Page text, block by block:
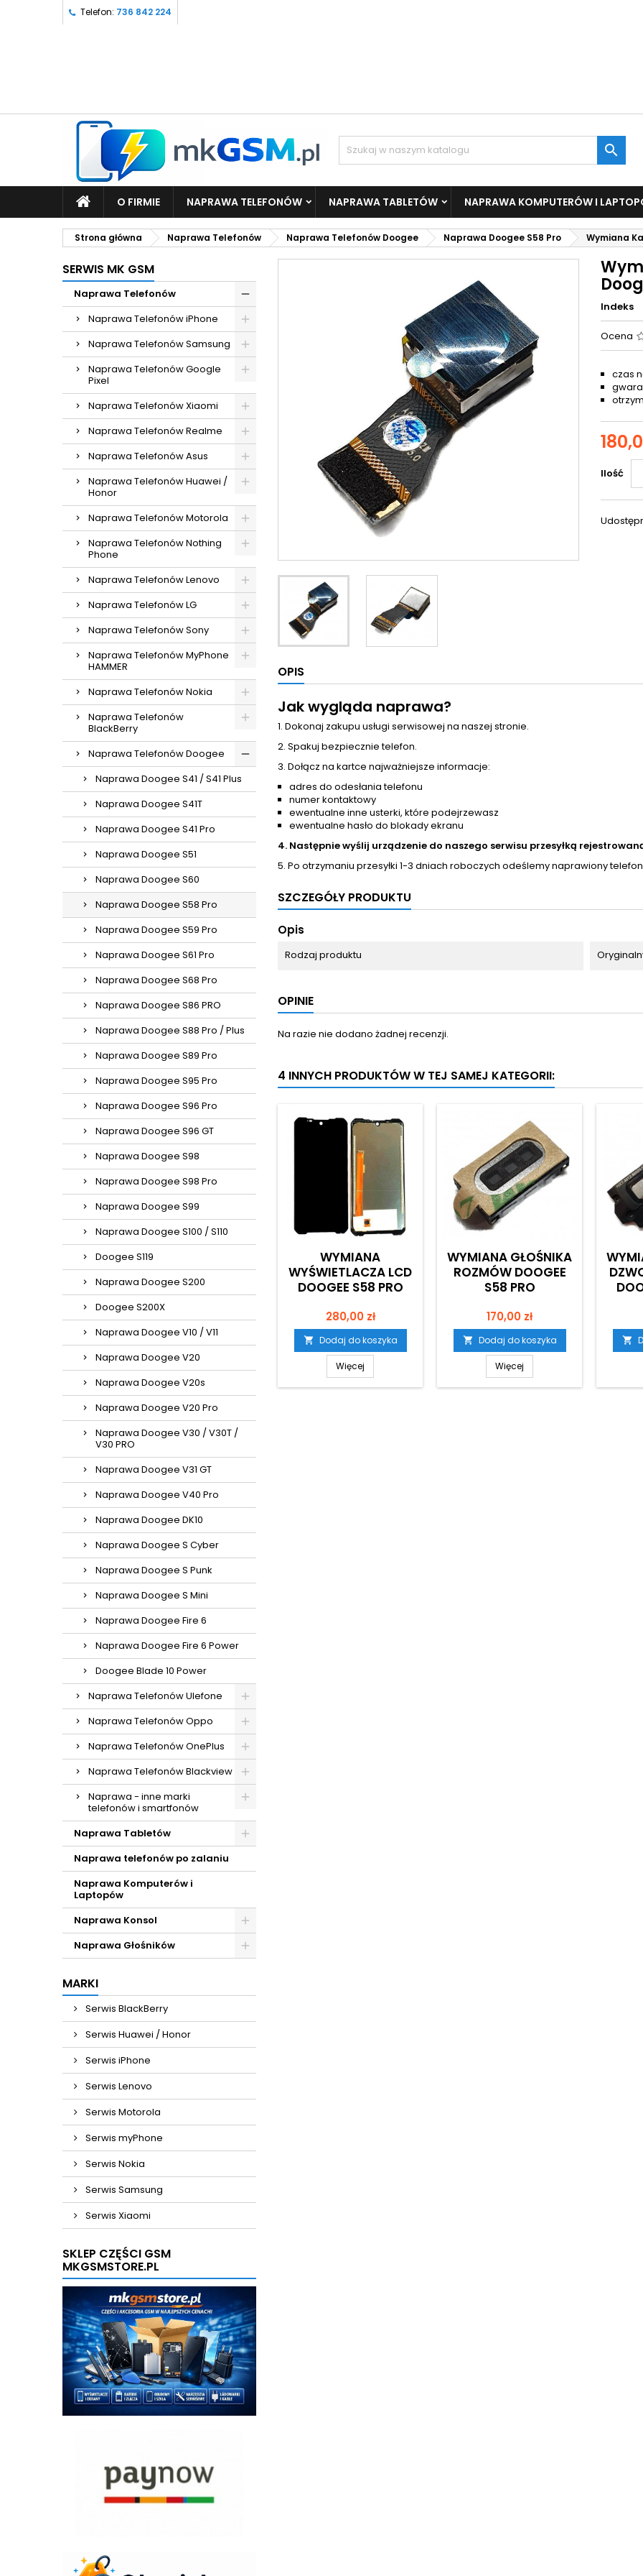
Telefon: 736 842 224

O FIRMIE NAPRAWA TELEFONÓW NAPRAWA TABLETÓW NAPRAWA KOMPUTERÓW I
Strona główna Naprawa Telefonów Naprawa Telefonów Doogee Naprawa Doogee S58 Pro Wymiana
SERWIS MK GSM
Naprawa Telefonów
Naprawa Telefonów iPhone
Naprawa Telefonów Samsung
Naprawa Telefonów Google
Pixel
Naprawa Telefonów Xiaomi
Naprawa Telefonów Realme
Naprawa Telefonów Asus
Naprawa Telefonów Huawei /
Honor
Naprawa Telefonów Motorola
Naprawa Telefonów Nothing
Phone
Naprawa Telefonów Lenovo
Naprawa Telefonów LG
Naprawa Telefonów Sony
Naprawa Telefonów MyPhone
HAMMER
Naprawa Telefonów Nokia
Naprawa Telefonów
BlackBerry
Naprawa Telefonów Doogee
Naprawa Doogee S41 / S41 Plus
Naprawa Doogee S41T
Naprawa Doogee S41 Pro
Naprawa Doogee S51
Naprawa Doogee S60
Naprawa Doogee S58 Pro
Naprawa Doogee S59 Pro
Naprawa Doogee S61 Pro
Naprawa Doogee S68 Pro
Naprawa Doogee S86 PRO
Naprawa Doogee S88 Pro / Plus
Naprawa Doogee S89 Pro
Naprawa Doogee S95 Pro
Naprawa Doogee S96 Pro
Naprawa Doogee S96 GT
Naprawa Doogee S98
Naprawa Doogee S98 Pro
Naprawa Doogee S99
Naprawa Doogee S100 / S110
Doogee S119
Naprawa Doogee S200
Doogee S200X
Naprawa Doogee V10 / V11
Naprawa Doogee V20
Naprawa Doogee V20s
Naprawa Doogee V20 Pro
Naprawa Doogee V30 / V30T /
V30 PRO
Naprawa Doogee V31 GT
Naprawa Doogee V40 Pro
Naprawa Doogee DK10
Naprawa Doogee S Cyber
Naprawa Doogee S Punk
Naprawa Doogee S Mini
Naprawa Doogee Fire 6
Naprawa Doogee Fire 6 Power
Doogee Blade 10 Power
Naprawa Telefonów Ulefone
Naprawa Telefonów Oppo
Naprawa Telefonów OnePlus
Naprawa Telefonów Blackview
Naprawa - inne marki
telefonów i smartfonów
Naprawa Tabletów
Naprawa telefonów po zalaniu
Naprawa Komputerów i
Laptopów
Naprawa Konsol
Naprawa Głośników
MARKI
Serwis BlackBerry
Serwis Huawei / Honor
Serwis iPhone
Serwis Lenovo
Serwis Motorola
Serwis myPhone
Serwis Nokia
Serwis Samsung
Serwis Xiaomi
SKLEP CZĘŚCI GSM
MKGSMSTORE.PL
Indeks
Ocena
czas
Ilość
OPIS
Jak wygląda naprawa?
1. Dokonaj zakupu usługi serwisowej na naszej stronie.
2. Spakuj bezpiecznie telefon.
3. Dołącz na kartce najważniejsze informacje:
adres do odesłania telefonu
numer kontaktowy
ewentualne inne usterki, które podejrzewasz
ewentualne hasło do blokady ekranu
4. Następnie wyślij urządzenie do naszego serwisu przesyłką
5. Po otrzymaniu przesyłki 1-3 dniach roboczych odeślemy naprawiony
SZCZEGÓŁY PRODUKTU
Opis
Rodzaj produktu
OPINIE
Na razie nie dodano żadnej recenzji.
4 INNYCH PRODUKTÓW W TEJ SAMEJ KATEGORII:
WYMIANA
WYŚWIETLACZA LCD
DOOGEE S58 PRO
Cena
280,00 zł
 Dodaj do koszyka
Więcej
WYMIANA GŁOŚNIKA
ROZMÓW DOOGEE
S58 PRO
Cena
170,00 zł
 Dodaj do koszyka
Więcej
